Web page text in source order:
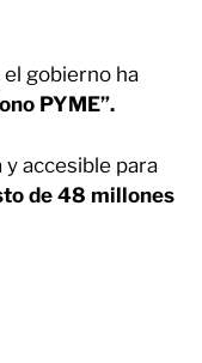
gobierno ha
PYME”.
accesible para
de 48 millones